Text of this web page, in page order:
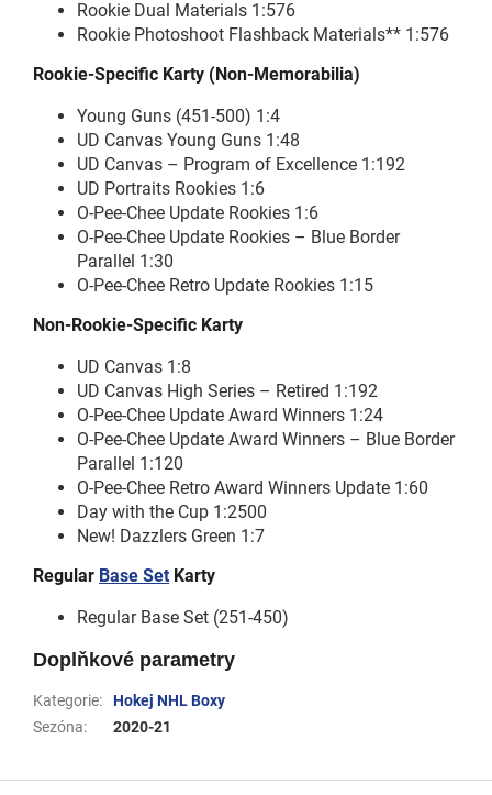
Rookie Dual Materials 1:576
Rookie Photoshoot Flashback Materials** 1:576
Rookie-Specific Karty (Non-Memorabilia)
Young Guns (451-500) 1:4
UD Canvas Young Guns 1:48
UD Canvas – Program of Excellence 1:192
UD Portraits Rookies 1:6
O-Pee-Chee Update Rookies 1:6
O-Pee-Chee Update Rookies – Blue Border
Parallel 1:30
O-Pee-Chee Retro Update Rookies 1:15
Non-Rookie-Specific Karty
UD Canvas 1:8
UD Canvas High Series – Retired 1:192
O-Pee-Chee Update Award Winners 1:24
O-Pee-Chee Update Award Winners – Blue Border
Parallel 1:120
O-Pee-Chee Retro Award Winners Update 1:60
Day with the Cup 1:2500
New! Dazzlers Green 1:7
Regular Base Set Karty
Regular Base Set (251-450)
Doplňkové parametry
Kategorie:
Hokej NHL Boxy
Sezóna: 2020-21